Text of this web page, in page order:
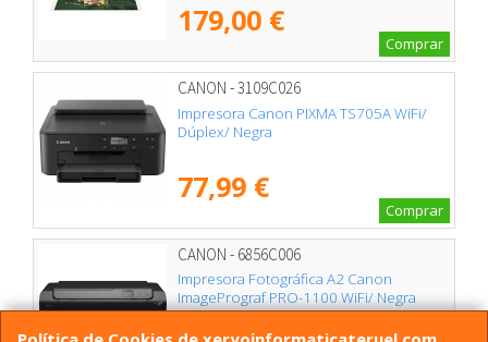
179,00 €
Comprar
CANON - 3109C026
Impresora Canon PIXMA TS705A WiFi/
Dúplex/ Negra
77,99 €
Comprar
CANON - 6856C006
Impresora Fotográfica A2 Canon
ImagePrograf PRO-1100 WiFi/ Negra